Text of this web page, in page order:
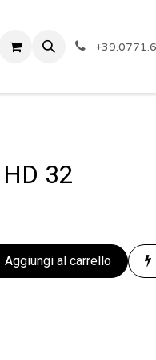
Eventi
32
Aggiungi al carrello